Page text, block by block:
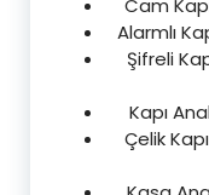
Cam
Alarmlı
Şifreli
Kapı
Çelik